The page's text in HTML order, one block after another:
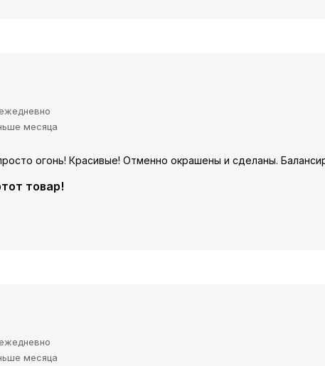
ежедневно
месяца
огонь! Красивые! Отменно окрашены и сделаны.
товар!
ежедневно
месяца